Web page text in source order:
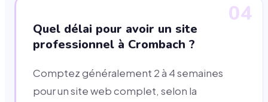
04
Quel délai pour avoir un site
professionnel à Crombach ?
Comptez généralement 2 à 4 semaines
pour un site web complet, selon la